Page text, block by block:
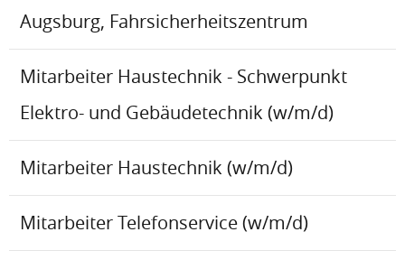
Augsburg, Fahrsicherheitszentrum
Mitarbeiter Haustechnik - Schwerpunkt
Elektro- und Gebäudetechnik (w/m/d)
Mitarbeiter Haustechnik (w/m/d)
Mitarbeiter Telefonservice (w/m/d)